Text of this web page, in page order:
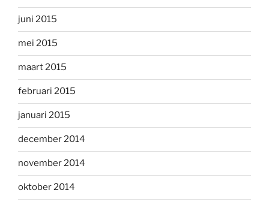
juni 2015
mei 2015
maart 2015
februari 2015
januari 2015
december 2014
november 2014
oktober 2014